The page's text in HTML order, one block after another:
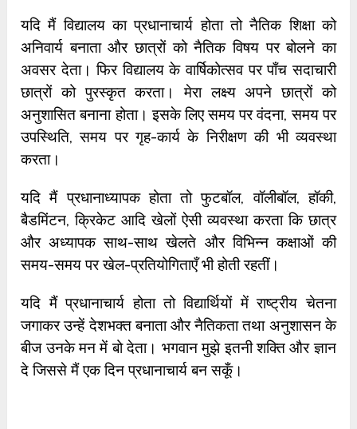
यदि मैं विद्यालय का प्रधानाचार्य होता तो नैतिक शिक्षा को
अनिवार्य बनाता और छात्रों को नैतिक विषय पर बोलने का
अवसर देता। फिर विद्यालय के वार्षिकोत्सव पर पाँच सदाचारी
छात्रों को पुरस्कृत करता। मेरा लक्ष्य अपने छात्रों को
अनुशासित बनाना होता। इसके लिए समय पर वंदना, समय पर
उपस्थिति, समय पर गृह-कार्य के निरीक्षण की भी व्यवस्था
करता।
यदि मैं प्रधानाध्यापक होता तो फुटबॉल, वॉलीबॉल, हॉकी,
बैडमिंटन, क्रिकेट आदि खेलों ऐसी व्यवस्था करता कि छात्र
और अध्यापक साथ-साथ खेलते और विभिन्न कक्षाओं की
समय-समय पर खेल-प्रतियोगिताएँ भी होती रहतीं।
यदि मैं प्रधानाचार्य होता तो विद्यार्थियों में राष्ट्रीय चेतना
जगाकर उन्हें देशभक्त बनाता और नैतिकता तथा अनुशासन के
बीज उनके मन में बो देता। भगवान मुझे इतनी शक्ति और ज्ञान
दे जिससे मैं एक दिन प्रधानाचार्य बन सकूँ।